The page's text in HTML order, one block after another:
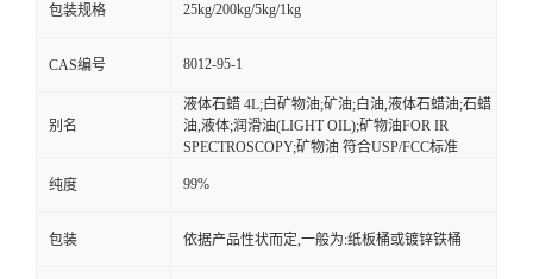
包装规格 25kg/200kg/5kg/1kg
CAS编号 8012-95-1
别名
液体石蜡 4L;白矿物油;矿油;白油,液体石蜡油;石蜡
油,液体;润滑油(LIGHT OIL);矿物油FOR IR
SPECTROSCOPY;矿物油 符合USP/FCC标准
纯度 99%
包装 依据产品性状而定,一般为:纸板桶或镀锌铁桶